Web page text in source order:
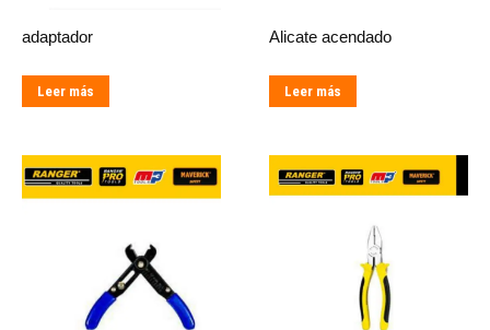
adaptador
Leer más
Alicate acendado
Leer más